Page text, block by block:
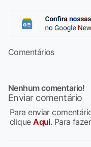
Comentários
Nenhum comentario!
Enviar comentário
Para enviar
cliqueAqui. Para